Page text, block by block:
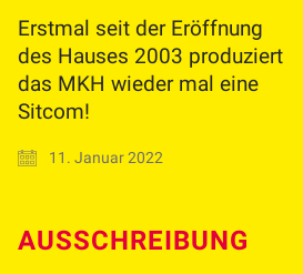
Erstmal seit der Eröffnung
des Hauses 2003 produziert
das MKH wieder mal eine
Sitcom!
11. Januar 2022
AUSSCHREIBUNG